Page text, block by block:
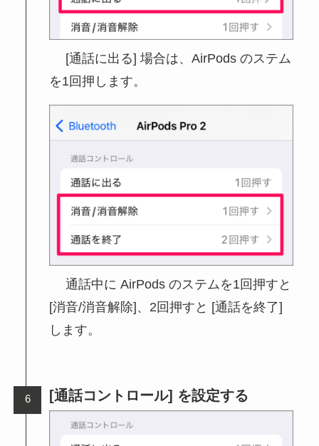
[通話に出る] 場合は、AirPods のステム
を1回押します。
通話中に AirPods のステムを1回押すと
[消音/消音解除]、2回押すと [通話を終了]
します。
[通話コントロール] を設定する